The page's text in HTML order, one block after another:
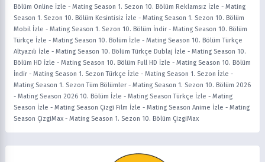
Bölüm Online İzle - Mating Season 1. Sezon 10. Bölüm Reklamsız İzle - Mating
Season 1. Sezon 10. Bölüm Kesintisiz İzle - Mating Season 1. Sezon 10. Bölüm
Mobil İzle - Mating Season 1. Sezon 10. Bölüm İndir - Mating Season 10. Bölüm
Türkçe İzle - Mating Season 10. Bölüm İzle - Mating Season 10. Bölüm Türkçe
Altyazılı İzle - Mating Season 10. Bölüm Türkçe Dublaj İzle - Mating Season 10.
Bölüm HD İzle - Mating Season 10. Bölüm Full HD İzle - Mating Season 10. Bölüm
İndir - Mating Season 1. Sezon Türkçe İzle - Mating Season 1. Sezon İzle -
Mating Season 1. Sezon Tüm Bölümler - Mating Season 1. Sezon 10. Bölüm 2026
- Mating Season 2026 10. Bölüm İzle - Mating Season Türkçe İzle - Mating
Season İzle - Mating Season Çizgi Film İzle - Mating Season Anime İzle - Mating
Season ÇizgiMax - Mating Season 1. Sezon 10. Bölüm ÇizgiMax